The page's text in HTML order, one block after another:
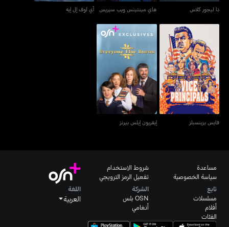
ذا ليجور كلاس هاي مينتينس ويب سيريس آي لوف إل إيه
فايس برينسبلز
فايس برينسبلز
إيفريون إيلس بيرنز
إيفريون إيلس بيرنز
مساعدة
سياسة الخصوصية
شروط الاستخدام
تفعيل الرمز الترويجي
تابع
مسلسلات
أفلام
الفئات
الشركة
OSN بلس
أنغامي
اللغة
العربية